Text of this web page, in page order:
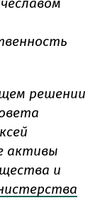
решении
активы
и